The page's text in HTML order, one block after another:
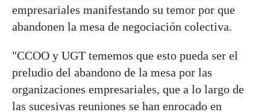
empresariales manifestando su temor por que
abandonen la mesa de negociación colectiva.
"CCOO y UGT tememos que esto pueda ser el
preludio del abandono de la mesa por las
organizaciones empresariales, que a lo largo de
las sucesivas reuniones se han enrocado en